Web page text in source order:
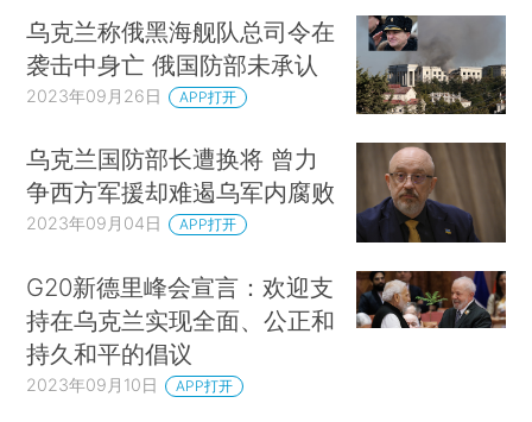
乌克兰称俄黑海舰队总司令在
袭击中身亡 俄国防部未承认
2023年09月26日 APP打开
乌克兰国防部长遭换将 曾力
争西方军援却难遏乌军内腐败
2023年09月04日 APP打开
G20新德里峰会宣言：欢迎支
持在乌克兰实现全面、公正和
持久和平的倡议
2023年09月10日 APP打开